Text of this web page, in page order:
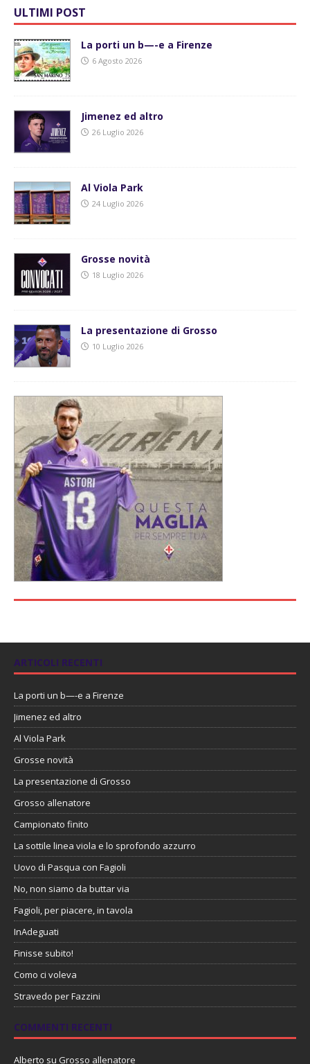
ULTIMI POST
La porti un b—-e a Firenze
6 Agosto 2026
Jimenez ed altro
26 Luglio 2026
Al Viola Park
24 Luglio 2026
Grosse novità
18 Luglio 2026
La presentazione di Grosso
10 Luglio 2026
ARTICOLI RECENTI
La porti un b—-e a Firenze
Jimenez ed altro
Al Viola Park
Grosse novità
La presentazione di Grosso
Grosso allenatore
Campionato finito
La sottile linea viola e lo sprofondo azzurro
Uovo di Pasqua con Fagioli
No, non siamo da buttar via
Fagioli, per piacere, in tavola
InAdeguati
Finisse subito!
Como ci voleva
Stravedo per Fazzini
COMMENTI RECENTI
Alberto su Grosso allenatore